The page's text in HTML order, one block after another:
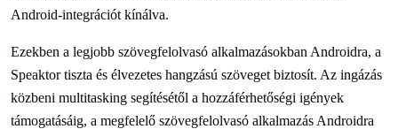
Android-integrációt kínálva.
Ezekben a legjobb szövegfelolvasó alkalmazásokban Androidra, a
Speaktor tiszta és élvezetes hangzású szöveget biztosít. Az ingázás
közbeni multitasking segítésétől a hozzáférhetőségi igények
támogatásáig, a megfelelő szövegfelolvasó alkalmazás Androidra